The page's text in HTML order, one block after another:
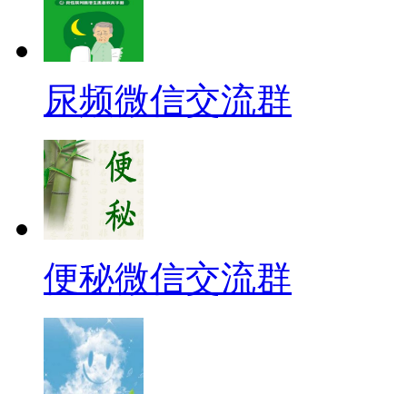
尿频微信交流群
便秘微信交流群